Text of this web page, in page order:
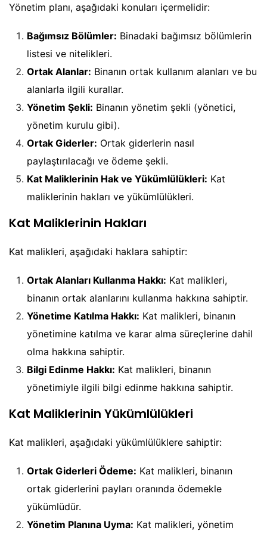
Yönetim planı, aşağıdaki konuları içermelidir:
Bağımsız Bölümler: Binadaki bağımsız bölümlerin
listesi ve nitelikleri.
Ortak Alanlar: Binanın ortak kullanım alanları ve bu
alanlarla ilgili kurallar.
Yönetim Şekli: Binanın yönetim şekli (yönetici,
yönetim kurulu gibi).
Ortak Giderler: Ortak giderlerin nasıl
paylaştırılacağı ve ödeme şekli.
Kat Maliklerinin Hak ve Yükümlülükleri: Kat
maliklerinin hakları ve yükümlülükleri.
Kat Maliklerinin Hakları
Kat malikleri, aşağıdaki haklara sahiptir:
Ortak Alanları Kullanma Hakkı: Kat malikleri,
binanın ortak alanlarını kullanma hakkına sahiptir.
Yönetime Katılma Hakkı: Kat malikleri, binanın
yönetimine katılma ve karar alma süreçlerine dahil
olma hakkına sahiptir.
Bilgi Edinme Hakkı: Kat malikleri, binanın
yönetimiyle ilgili bilgi edinme hakkına sahiptir.
Kat Maliklerinin Yükümlülükleri
Kat malikleri, aşağıdaki yükümlülüklere sahiptir:
Ortak Giderleri Ödeme: Kat malikleri, binanın
ortak giderlerini payları oranında ödemekle
yükümlüdür.
Yönetim Planına Uyma: Kat malikleri, yönetim